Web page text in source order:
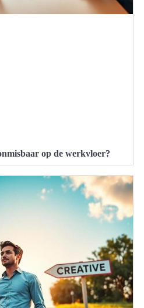
op de werkvloer?